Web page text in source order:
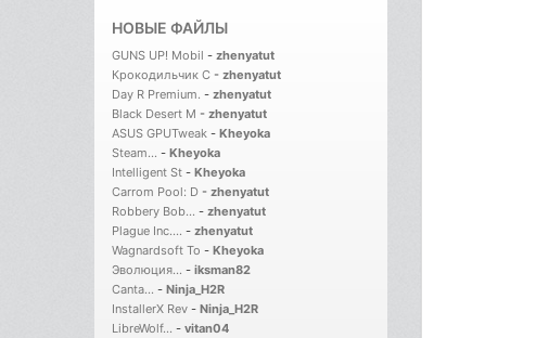
НОВЫЕ ФАЙЛЫ
GUNS UP! Mobil - zhenyatut
Крокодильчик С - zhenyatut
Day R Premium. - zhenyatut
Black Desert M - zhenyatut
ASUS GPUTweak - Kheyoka
Steam... - Kheyoka
Intelligent St - Kheyoka
Carrom Pool: D - zhenyatut
Robbery Bob... - zhenyatut
Plague Inc.... - zhenyatut
Wagnardsoft To - Kheyoka
Эволюция... - iksman82
Canta... - Ninja_H2R
InstallerX Rev - Ninja_H2R
LibreWolf... - vitan04